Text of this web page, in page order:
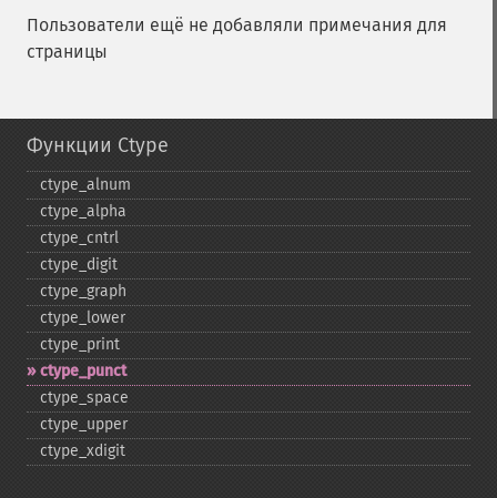
Пользователи ещё не добавляли примечания для
страницы
Функции Ctype
ctype_​alnum
ctype_​alpha
ctype_​cntrl
ctype_​digit
ctype_​graph
ctype_​lower
ctype_​print
ctype_​punct
ctype_​space
ctype_​upper
ctype_​xdigit